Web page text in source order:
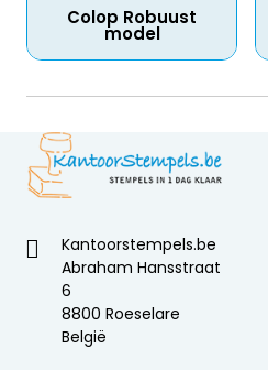
Colop Robuust
model
Kantoorstempels.be
Abraham Hansstraat
6
8800 Roeselare
België